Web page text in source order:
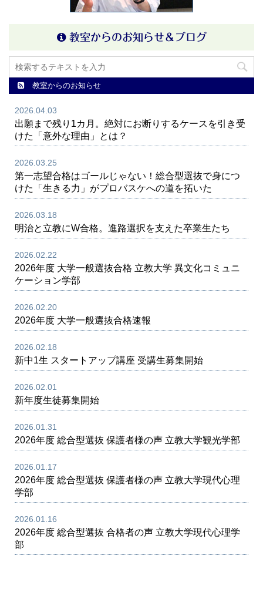
教室からのお知らせ＆ブログ
教室からのお知らせ
2026.04.03
出願まで残り1カ月。絶対にお断りするケースを引き受
けた「意外な理由」とは？
2026.03.25
第一志望合格はゴールじゃない！総合型選抜で身につ
けた「生きる力」がプロバスケへの道を拓いた
2026.03.18
明治と立教にW合格。進路選択を支えた卒業生たち
2026.02.22
2026年度 大学一般選抜合格 立教大学 異文化コミュニ
ケーション学部
2026.02.20
2026年度 大学一般選抜合格速報
2026.02.18
新中1生 スタートアップ講座 受講生募集開始
2026.02.01
新年度生徒募集開始
2026.01.31
2026年度 総合型選抜 保護者様の声 立教大学観光学部
2026.01.17
2026年度 総合型選抜 保護者様の声 立教大学現代心理
学部
2026.01.16
2026年度 総合型選抜 合格者の声 立教大学現代心理学
部